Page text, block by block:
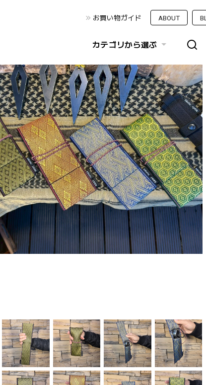
お買い物ガイド ABOUT
カテゴリから選ぶ